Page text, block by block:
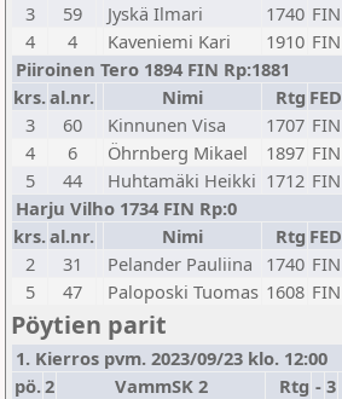
3
59 Jyskä Ilmari 1740 FIN
4
4 Kaveniemi Kari 1910 FIN
Piiroinen Tero 1894 FIN Rp:1881
krs.al.nr. Nimi Rtg FED
3
60 Kinnunen Visa 1707 FIN
4
6 Öhrnberg Mikael 1897 FIN
5
44 Huhtamäki Heikki 1712 FIN
Harju Vilho 1734 FIN Rp:0
krs.al.nr. Nimi Rtg FED
2
31 Pelander Pauliina 1740 FIN
5
47 Paloposki Tuomas 1608 FIN
Pöytien parit
1. Kierros pvm. 2023/09/23 klo. 12:00
pö.2 VammSK 2 Rtg - 3